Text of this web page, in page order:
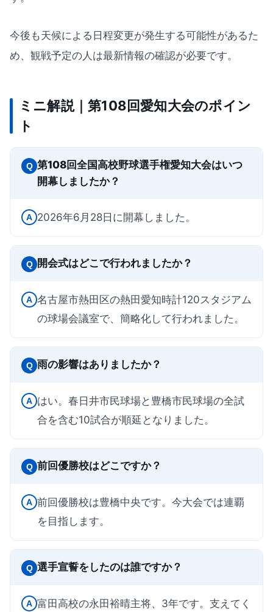
今後も天候による日程変更が発生する可能性があるた
め、観戦予定の人は最新情報の確認が必要です。
ミニ解説｜第108回愛知大会のポイン
ト
Q 第108回全国高校野球選手権愛知大会はいつ
開幕しましたか？
A 2026年6月28日に開幕しました。
Q 開会式はどこで行われましたか？
A 名古屋市熱田区の熱田愛知時計120スタジアム
の球場会議室で、簡略化して行われました。
Q 雨の影響はありましたか？
A はい。春日井市民球場と豊橋市民球場の全試
合を含む10試合が順延となりました。
Q 前回優勝校はどこですか？
A 前回優勝校は豊橋中央です。今大会では連覇
を目指します。
Q 選手宣誓をしたのは誰ですか？
A 富田高校の永田裕晴主将、3年です。支えてく